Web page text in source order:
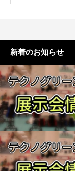
新着のお知らせ